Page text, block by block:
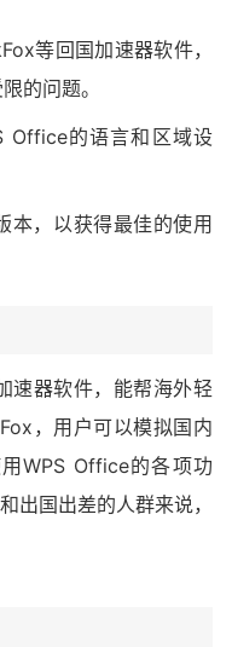
等回国加速器软件，
的问题。
Office的语言和区域设
本，以获得最佳的使用
速器软件，能帮海外轻
，用户可以模拟国内
WPS Office的各项功
出国出差的人群来说，